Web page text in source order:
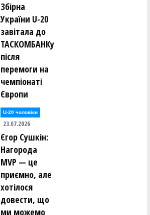
Збірна
України U-20
завітала до
ТАСКОМБАНКу
після
перемоги на
чемпіонаті
Європи
U-20 чоловіки
23.07.2026
Єгор Сушкін:
Нагорода
MVP — це
приємно, але
хотілося
довести, що
ми можемо